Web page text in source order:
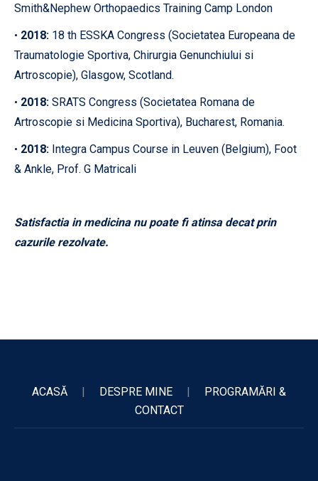
Smith&Nephew Orthopaedics Training Camp London
• 2018: 18 th ESSKA Congress (Societatea Europeana de
Traumatologie Sportiva, Chirurgia Genunchiului si
Artroscopie), Glasgow, Scotland.
• 2018: SRATS Congress (Societatea Romana de
Artroscopie si Medicina Sportiva), Bucharest, Romania.
• 2018: Integra Campus Course in Leuven (Belgium), Foot
& Ankle, Prof. G Matricali
Satisfactia in medicina nu poate fi atinsa decat prin
cazurile rezolvate.
ACASĂ | DESPRE MINE |
PROGRAMĂRI &
CONTACT